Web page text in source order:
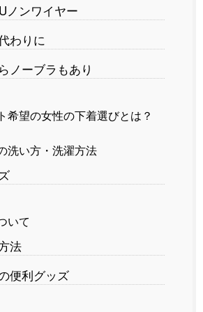
ノンワイヤー
わりに
ノーブラもあり
望の女性の下着選びとは？
洗い方・洗濯方法
いて
法
便利グッズ